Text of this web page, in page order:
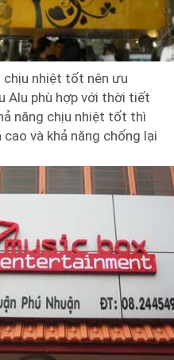
chịu nhiệt tốt nên ưu
Alu phù hợp với thời tiết
năng chịu nhiệt tốt thì
và khả năng chống lại